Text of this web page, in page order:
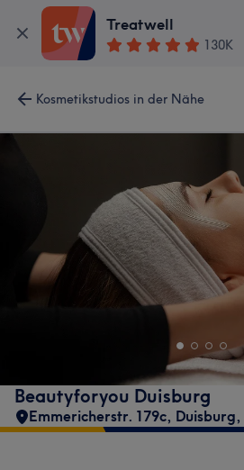
Treatwell
130K
Kosmetikstudios in der Nähe
Beautyforyou Duisburg
Emmericherstr. 179c, Duisburg,